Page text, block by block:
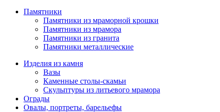
Памятники
Памятники из мраморной крошки
Памятники из мрамора
Памятники из гранита
Памятники металлические
Изделия из камня
Вазы
Каменные столы-скамьи
Скульптуры из литьевого мрамора
Ограды
Овалы, портреты, барельефы